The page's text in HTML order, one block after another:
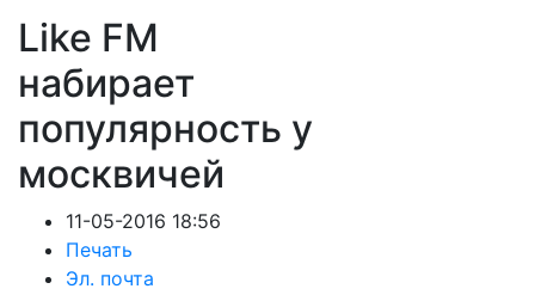
Like FM
набирает
популярность у
москвичей
11-05-2016 18:56
Печать
Эл. почта